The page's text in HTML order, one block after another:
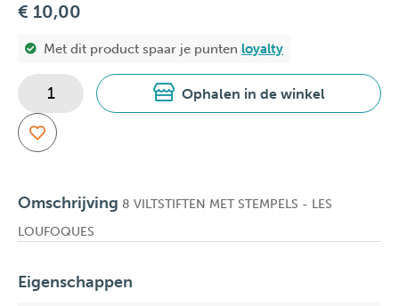
€ 10,00
Met dit product spaar je punten loyalty
Ophalen in de winkel
Omschrijving 8 VILTSTIFTEN MET STEMPELS - LES
LOUFOQUES
Eigenschappen